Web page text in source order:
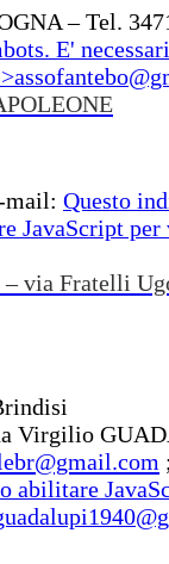
– Tel.
E'
mail: Questo
JavaScript per
via Fratelli
Virgilio
abilitare